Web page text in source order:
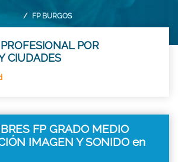
FP BURGOS
POR
CIUDADES
FP GRADO MEDIO
IMAGEN Y SONIDO en